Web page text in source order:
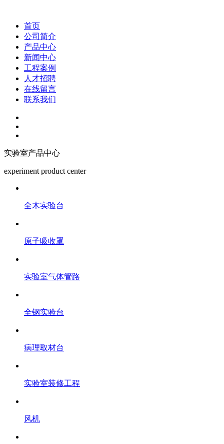
首页
公司简介
产品中心
新闻中心
工程案例
人才招聘
在线留言
联系我们
实验室产品中心
experiment product center
全木实验台
原子吸收罩
实验室气体管路
全钢实验台
病理取材台
实验室装修工程
风机